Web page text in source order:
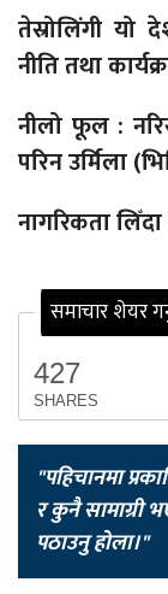
तेस्रोलिंगी यो
नीति तथा
नीलो फूल :
परिन उर्मिला
नागरिकता
समाचार शेयर
427
SHARES
"पहिचानमा
र कुनै सामाग्री
पठाउनु होला।"